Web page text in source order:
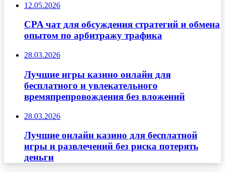
12.05.2026
CPA чат для обсуждения стратегий и обмена
опытом по арбитражу трафика
28.03.2026
Лучшие игры казино онлайн для
бесплатного и увлекательного
времяпрепровождения без вложений
28.03.2026
Лучшие онлайн казино для бесплатной
игры и развлечений без риска потерять
деньги